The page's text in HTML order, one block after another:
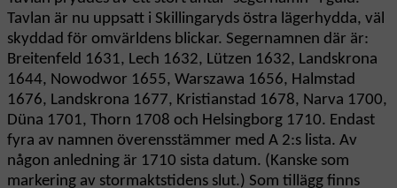
Tavlan är nu uppsatt i Skillingaryds östra lägerhydda, väl
skyddad för omvärldens blickar. Segernamnen där är:
Breitenfeld 1631, Lech 1632, Lützen 1632, Landskrona
1644, Nowodwor 1655, Warszawa 1656, Halmstad
1676, Landskrona 1677, Kristianstad 1678, Narva 1700,
Düna 1701, Thorn 1708 och Helsingborg 1710. Endast
fyra av namnen överensstämmer med A 2:s lista. Av
någon anledning är 1710 sista datum. (Kanske som
markering av stormaktstidens slut.) Som tillägg finns